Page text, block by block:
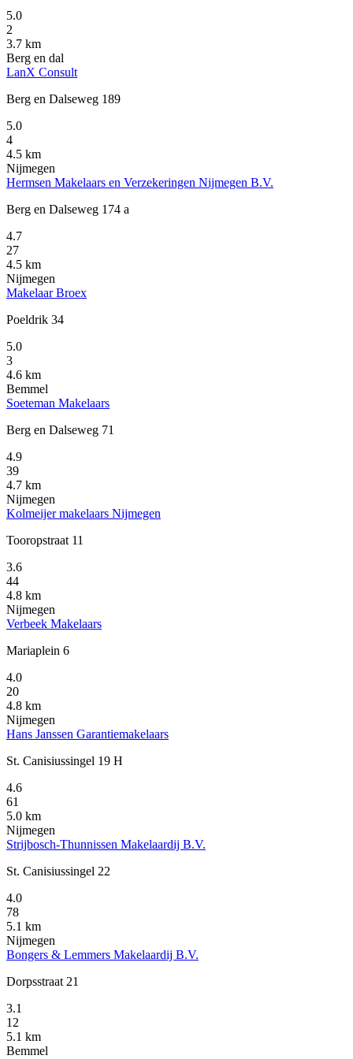
5.0
2
3.7 km
Berg en dal
LanX Consult
Berg en Dalseweg 189
5.0
4
4.5 km
Nijmegen
Hermsen Makelaars en Verzekeringen Nijmegen B.V.
Berg en Dalseweg 174 a
4.7
27
4.5 km
Nijmegen
Makelaar Broex
Poeldrik 34
5.0
3
4.6 km
Bemmel
Soeteman Makelaars
Berg en Dalseweg 71
4.9
39
4.7 km
Nijmegen
Kolmeijer makelaars Nijmegen
Tooropstraat 11
3.6
44
4.8 km
Nijmegen
Verbeek Makelaars
Mariaplein 6
4.0
20
4.8 km
Nijmegen
Hans Janssen Garantiemakelaars
St. Canisiussingel 19 H
4.6
61
5.0 km
Nijmegen
Strijbosch-Thunnissen Makelaardij B.V.
St. Canisiussingel 22
4.0
78
5.1 km
Nijmegen
Bongers & Lemmers Makelaardij B.V.
Dorpsstraat 21
3.1
12
5.1 km
Bemmel